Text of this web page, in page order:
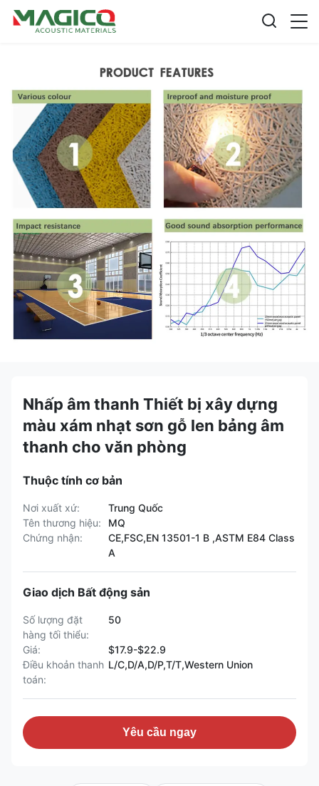
Nhấp âm thanh Thiết bị xây dựng
màu xám nhạt sơn gỗ len bảng âm
thanh cho văn phòng
Thuộc tính cơ bản
Nơi xuất xứ:
Trung Quốc
Tên thương hiệu:
MQ
Chứng nhận:
CE,FSC,EN 13501-1 B ,ASTM E84 Class
A
Giao dịch Bất động sản
Số lượng đặt
hàng tối thiểu:
50
Giá:
$17.9-$22.9
Điều khoản thanh
toán:
L/C,D/A,D/P,T/T,Western Union
Yêu cầu ngay